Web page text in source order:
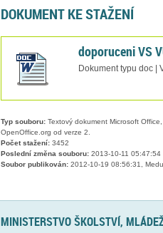
DOKUMENT KE STAŽENÍ
doporuceni VS
Dokument typu doc |
Typ souboru:Textový dokument Microsoft
OpenOffice.org od verze 2.
Počet stažení:3452
Poslední změna souboru:2013-10-11 05:47:54
Soubor publikován:2012-10-19 08:56:31,
MINISTERSTVO ŠKOLSTVÍ,